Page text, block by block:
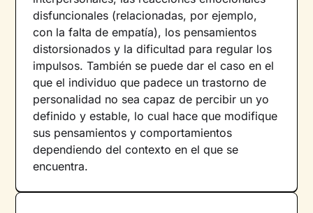
disfuncionales (relacionadas, por ejemplo,
con la falta de empatía), los pensamientos
distorsionados y la dificultad para regular los
impulsos. También se puede dar el caso en el
que el individuo que padece un trastorno de
personalidad no sea capaz de percibir un yo
definido y estable, lo cual hace que modifique
sus pensamientos y comportamientos
dependiendo del contexto en el que se
encuentra.